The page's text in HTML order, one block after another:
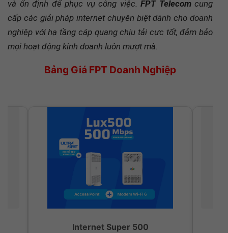
cấp các giải pháp internet chuyên biệt dành cho doanh
nghiệp với hạ tầng cáp quang chịu tải cực tốt, đảm bảo
mọi hoạt động kinh doanh luôn mượt mà.